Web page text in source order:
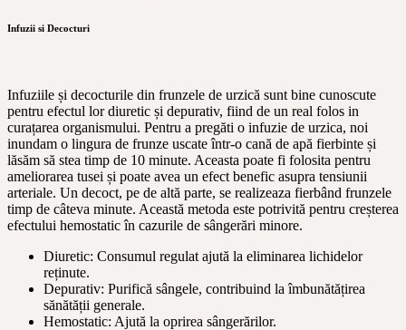
Infuzii si Decocturi
Infuziile și decocturile din frunzele de urzică sunt bine cunoscute
pentru efectul lor diuretic și depurativ, fiind de un real folos in
curațarea organismului. Pentru a pregăti o infuzie de urzica, noi
inundam o lingura de frunze uscate într-o cană de apă fierbinte și
lăsăm să stea timp de 10 minute. Aceasta poate fi folosita pentru
ameliorarea tusei și poate avea un efect benefic asupra tensiunii
arteriale. Un decoct, pe de altă parte, se realizeaza fierbând frunzele
timp de câteva minute. Această metoda este potrivită pentru creșterea
efectului hemostatic în cazurile de sângerări minore.
Diuretic: Consumul regulat ajută la eliminarea lichidelor
reținute.
Depurativ: Purifică sângele, contribuind la îmbunătățirea
sănătății generale.
Hemostatic: Ajută la oprirea sângerărilor.